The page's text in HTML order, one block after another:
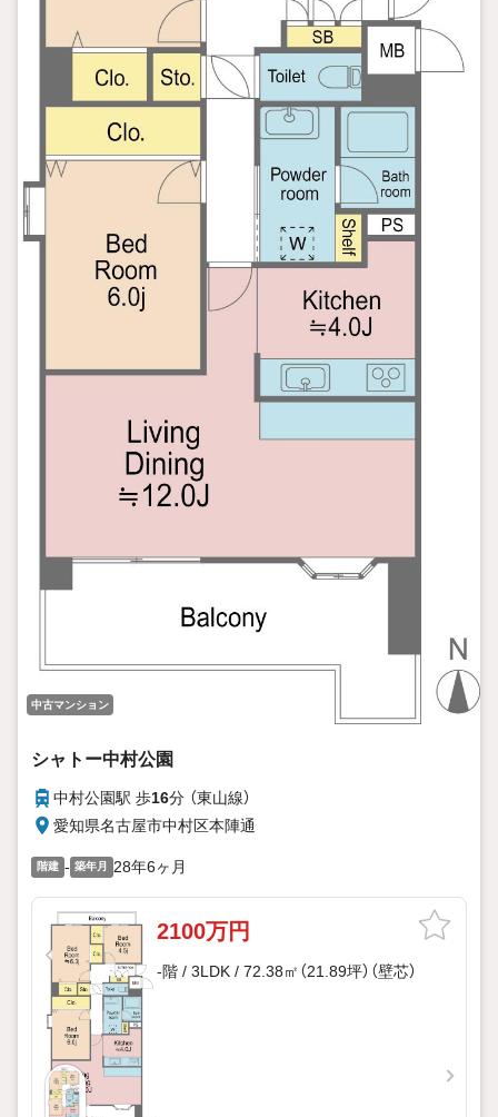
中古マンション
シャトー中村公園
中村公園駅 歩16分 （東山線）
愛知県名古屋市中村区本陣通
階建 - 築年月 28年6ヶ月
2100万円
-階 / 3LDK / 72.38㎡（21.89坪）（壁芯）